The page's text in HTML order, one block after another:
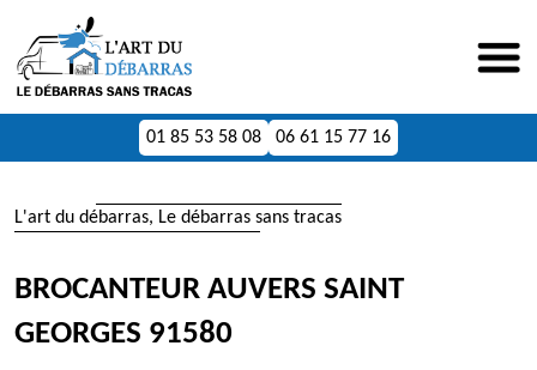
01 85 53 58 08 06 61 15 77 16
L'art du débarras, Le débarras sans tracas
BROCANTEUR AUVERS SAINT
GEORGES 91580